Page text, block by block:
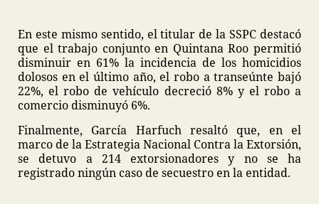
En este mismo sentido, el titular de la SSPC destacó
que el trabajo conjunto en Quintana Roo permitió
disminuir en 61% la incidencia de los homicidios
dolosos en el último año, el robo a transeúnte bajó
22%, el robo de vehículo decreció 8% y el robo a
comercio disminuyó 6%.
Finalmente, García Harfuch resaltó que, en el
marco de la Estrategia Nacional Contra la Extorsión,
se detuvo a 214 extorsionadores y no se ha
registrado ningún caso de secuestro en la entidad.